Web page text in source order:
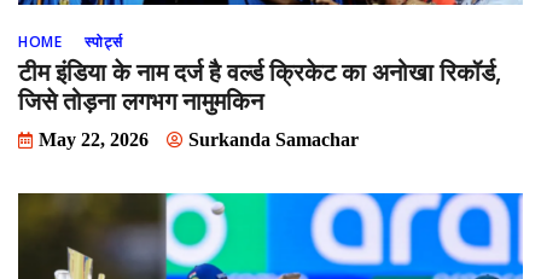
HOME स्पोर्ट्स
टीम इंडिया के नाम दर्ज है वर्ल्ड क्रिकेट का अनोखा रिकॉर्ड,
जिसे तोड़ना लगभग नामुमकिन
May 22, 2026 Surkanda Samachar